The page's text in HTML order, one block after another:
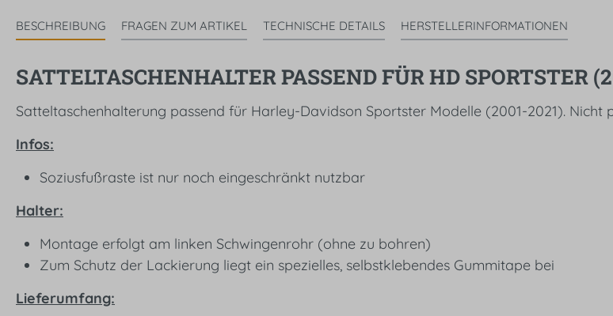
BESCHREIBUNG FRAGEN ZUM ARTIKEL TECHNISCHE DETAILS HERSTELLERINFORMATIONEN
SATTELTASCHENHALTER PASSEND FÜR HD SPORTSTER
Satteltaschenhalterung passend für Harley-Davidson Sportster Modelle (2001-2021). Nicht
Infos:
Soziusfußraste ist nur noch eingeschränkt nutzbar
Halter:
Montage erfolgt am linken Schwingenrohr (ohne zu bohren)
Zum Schutz der Lackierung liegt ein spezielles, selbstklebendes Gummitape bei
Lieferumfang: